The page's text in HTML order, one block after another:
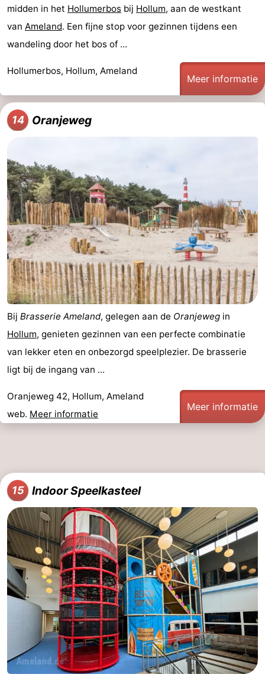
midden in het Hollumerbos bij Hollum, aan de westkant
van Ameland. Een fijne stop voor gezinnen tijdens een
wandeling door het bos of ...
Hollumerbos, Hollum, Ameland
Meer informatie
14 Oranjeweg
Bij Brasserie Ameland, gelegen aan de Oranjeweg in
Hollum, genieten gezinnen van een perfecte combinatie
van lekker eten en onbezorgd speelplezier. De brasserie
ligt bij de ingang van ...
Oranjeweg 42, Hollum, Ameland
web. Meer informatie
Meer informatie
15 Indoor Speelkasteel